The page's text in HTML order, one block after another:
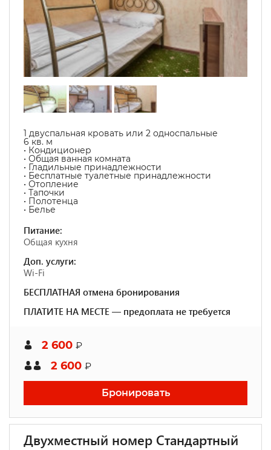
1 двуспальная кровать или 2 односпальные
6 кв. м
• Кондиционер
• Общая ванная комната
• Гладильные принадлежности
• Бесплатные туалетные принадлежности
• Отопление
• Тапочки
• Полотенца
• Белье
Питание:
Общая кухня
Доп. услуги:
Wi-Fi
БЕСПЛАТНАЯ отмена бронирования
ПЛАТИТЕ НА МЕСТЕ — предоплата не требуется
2 600 ₽
2 600 ₽
Бронировать
Двухместный номер Стандартный